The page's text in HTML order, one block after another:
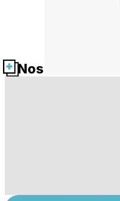
Nos fiches santé